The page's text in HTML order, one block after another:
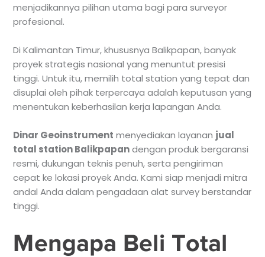
menjadikannya pilihan utama bagi para surveyor
profesional.
Di Kalimantan Timur, khususnya Balikpapan, banyak
proyek strategis nasional yang menuntut presisi
tinggi. Untuk itu, memilih total station yang tepat dan
disuplai oleh pihak terpercaya adalah keputusan yang
menentukan keberhasilan kerja lapangan Anda.
Dinar Geoinstrument menyediakan layanan jual
total station Balikpapandengan produk bergaransi
resmi, dukungan teknis penuh, serta pengiriman
cepat ke lokasi proyek Anda. Kami siap menjadi mitra
andal Anda dalam pengadaan alat survey berstandar
tinggi.
Mengapa Beli Total